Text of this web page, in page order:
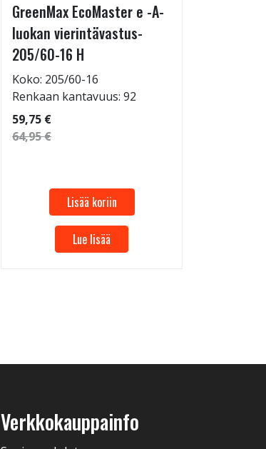
GreenMax EcoMaster e -A-
luokan vierintävastus-
205/60-16 H
Koko: 205/60-16
Renkaan kantavuus: 92
59,75 €
64,95 €
Lisää koriin
Lue lisää
Verkkokauppainfo